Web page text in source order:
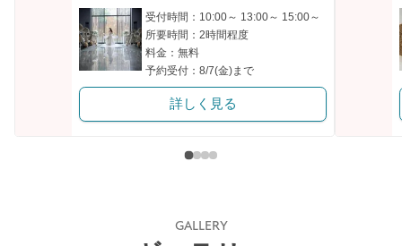
受付時間：10:00～ 13:00～ 15:00～
所要時間：2時間程度
料金：無料
予約受付：8/7(金)まで
詳しく見る
GALLERY